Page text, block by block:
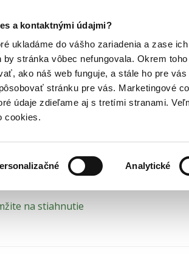
a kontaktnými údajmi?
ukladáme do vášho zariadenia a zase
by stránka vôbec nefungovala. Okrem
ako náš web funguje, a stále ho pre
stránku pre vás. Marketingové
údaje zdieľame aj s tretími stranami.
cookies.
Analytické
Doplnky
knihy Knihy o sebarozvoji
volá (e-
statečným
na stiahnutie